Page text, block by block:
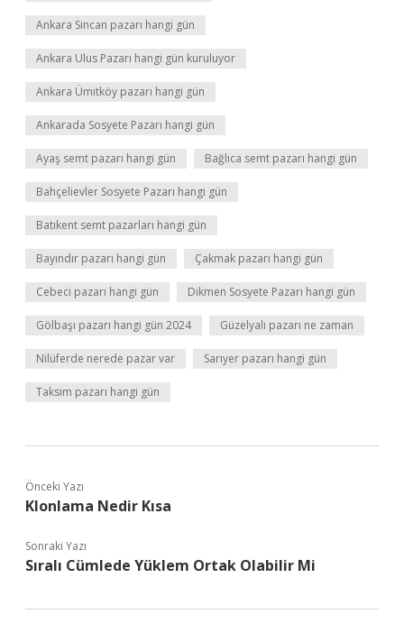
Ankara Sincan pazarı hangi gün
Ankara Ulus Pazarı hangi gün kuruluyor
Ankara Ümitköy pazarı hangi gün
Ankarada Sosyete Pazarı hangi gün
Ayaş semt pazarı hangi gün Bağlıca semt pazarı hangi gün
Bahçelievler Sosyete Pazarı hangi gün
Batıkent semt pazarları hangi gün
Bayındır pazarı hangi gün Çakmak pazarı hangi gün
Cebeci pazarı hangi gün Dikmen Sosyete Pazarı hangi gün
Gölbaşı pazarı hangi gün 2024 Güzelyalı pazarı ne zaman
Nilüferde nerede pazar var Sarıyer pazarı hangi gün
Taksim pazarı hangi gün
Önceki Yazı
Klonlama Nedir Kısa
Sonraki Yazı
Sıralı Cümlede Yüklem Ortak Olabilir Mi